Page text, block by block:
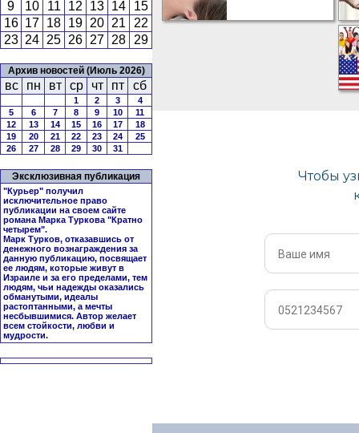
9
10 11 12 13 14
15
16 17 18 19 20 21
22
23 24 25 26 27 28 29
Архив новостей (Июль 2026)
вс пн вт ср чт пт сб
1 2 3
4
5
6 7 8 9 10
11
12
13 14 15 16 17
18
19
20 21 22 23 24
25
26
27 28 29 30 31
Эксклюзивная публикация
"Курьер" получил
исключительное право
публикации на своем сайте
романа Марка Туркова "Кратно
четырем".
Марк Турков, отказавшись от
денежного вознаграждения за
данную публикацию, посвящает
ее людям, которые живут в
Израиле и за его пределами, тем
людям, чьи надежды оказались
обманутыми, идеалы
растоптанными, а мечты
несбывшимися. Автор желает
всем стойкости, любви и
мудрости.